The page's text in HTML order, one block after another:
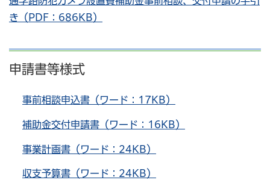
き（PDF：686KB）
申請書等様式
事前相談申込書（ワード：17KB）
補助金交付申請書（ワード：16KB）
事業計画書（ワード：24KB）
収支予算書（ワード：24KB）